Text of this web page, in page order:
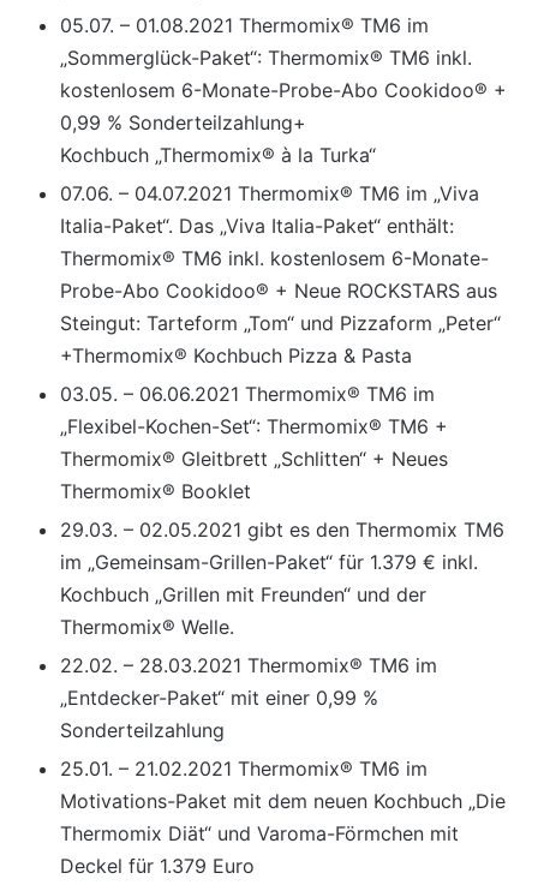
05.07. – 01.08.2021 Thermomix® TM6 im
„Sommerglück-Paket“: Thermomix® TM6 inkl.
kostenlosem 6-Monate-Probe-Abo Cookidoo® +
0,99 % Sonderteilzahlung+
Kochbuch „Thermomix® à la Turka“
07.06. – 04.07.2021 Thermomix® TM6 im „Viva
Italia-Paket“. Das „Viva Italia-Paket“ enthält:
Thermomix® TM6 inkl. kostenlosem 6-Monate-
Probe-Abo Cookidoo® + Neue ROCKSTARS aus
Steingut: Tarteform „Tom“ und Pizzaform „Peter“
+Thermomix® Kochbuch Pizza & Pasta
03.05. – 06.06.2021 Thermomix® TM6 im
„Flexibel-Kochen-Set“: Thermomix® TM6 +
Thermomix® Gleitbrett „Schlitten“ + Neues
Thermomix® Booklet
29.03. – 02.05.2021 gibt es den Thermomix TM6
im „Gemeinsam-Grillen-Paket“ für 1.379 € inkl.
Kochbuch „Grillen mit Freunden“ und der
Thermomix® Welle.
22.02. – 28.03.2021 Thermomix® TM6 im
„Entdecker-Paket“ mit einer 0,99 %
Sonderteilzahlung
25.01. – 21.02.2021 Thermomix® TM6 im
Motivations-Paket mit dem neuen Kochbuch „Die
Thermomix Diät“ und Varoma-Förmchen mit
Deckel für 1.379 Euro